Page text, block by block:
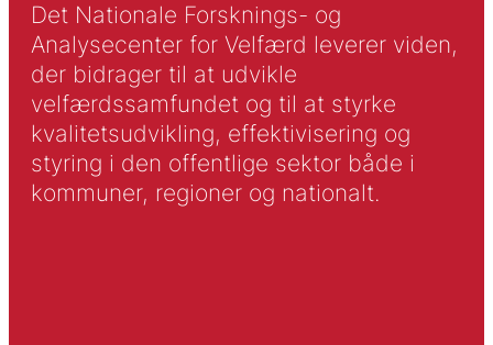
Det Nationale Forsknings- og
Analysecenter for Velfærd leverer viden,
der bidrager til at udvikle
velfærdssamfundet og til at styrke
kvalitetsudvikling, effektivisering og
styring i den offentlige sektor både i
kommuner, regioner og nationalt.